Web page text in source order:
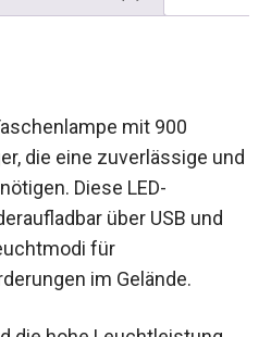
die eine zuverlässige
benötigen. Diese LED-
über USB und
für
im Gelände.